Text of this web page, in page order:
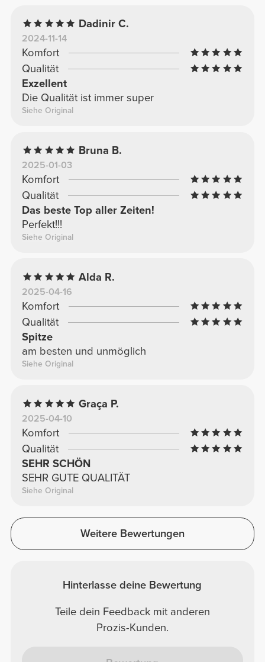
Dadinir C.
2024-11-14
Komfort
Qualität
Exzellent
Die Qualität ist immer super
Siehe Original
Bruna B.
2025-01-03
Komfort
Qualität
Das beste Top aller Zeiten!
Perfekt!!!
Siehe Original
Alda R.
2025-04-16
Komfort
Qualität
Spitze
am besten und unmöglich
Siehe Original
Graça P.
2025-04-10
Komfort
Qualität
SEHR SCHÖN
SEHR GUTE QUALITÄT
Siehe Original
Weitere Bewertungen
Hinterlasse deine Bewertung
Teile dein Feedback mit anderen
Prozis-Kunden.